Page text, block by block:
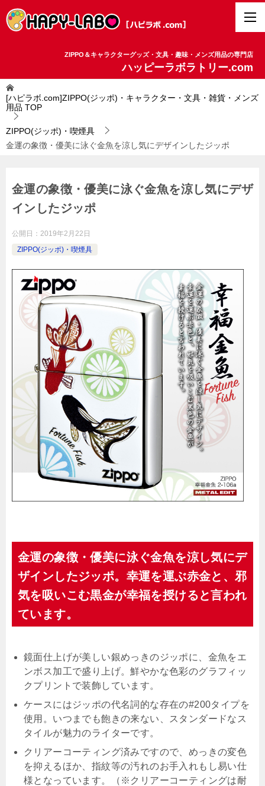
ZIPPO＆キャラクターグッズ・文具・趣味・メンズ用品の専門店
ハッピーラボラトリー.com
[ハピラボ.com]ZIPPO(ジッポ)・キャラクター・文具・雑貨・メンズ
用品 TOP
ZIPPO(ジッポ)・喫煙具
金運の象徴・優美に泳ぐ金魚を涼し気にデザインしたジッポ
金運の象徴・優美に泳ぐ金魚を涼し気にデザ
インしたジッポ
公開日： 2019年2月22日
ZIPPO(ジッポ)・喫煙具
金運の象徴・優美に泳ぐ金魚を涼し気にデ
ザインしたジッポ。幸運を運ぶ赤金と、邪
気を吸いこむ黒金が幸福を授けると言われ
ています。
鏡面仕上げが美しい銀めっきのジッポに、金魚をエ
ンボス加工で盛り上げ。鮮やかな色彩のグラフィッ
クプリントで装飾しています。
ケースにはジッポの代名詞的な存在の#200タイプを
使用。いつまでも飽きの来ない、スタンダードなス
タイルが魅力のライターです。
クリアーコーティング済みですので、めっきの変色
を抑えるほか、指紋等の汚れのお手入れもし易い仕
様となっています。（※クリアーコーティングは耐